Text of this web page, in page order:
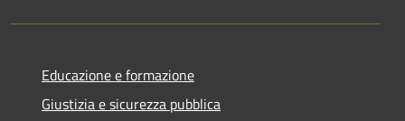
Educazione e formazione
Giustizia e sicurezza pubblica